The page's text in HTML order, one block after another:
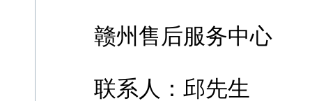
赣州售后服务中心
联系人：邱先生